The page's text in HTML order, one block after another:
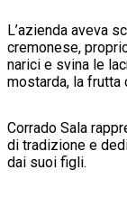
L’azienda aveva
cremonese,
narici e svina le
mostarda, la frutta
Corrado Sala
di tradizione e
dai suoi figli.